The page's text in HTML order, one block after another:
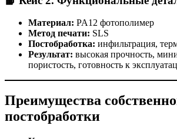
Материал: PA12 фотополимер
Метод печати: SLS
Постобработка: инфильтрация,
Результат: высокая прочность,
пористость, готовность к
Преимущества
постобработки